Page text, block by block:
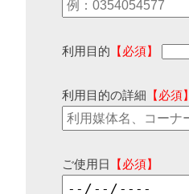
利用目的 【必須】
利用目的の詳細 【必須】
ご使用日 【必須】